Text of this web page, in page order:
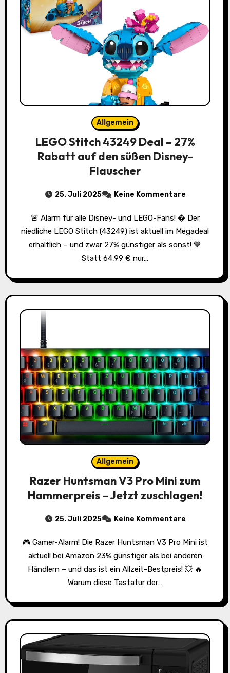
Allgemein
LEGO Stitch 43249 Deal – 27%
Rabatt auf den süßen Disney-
Flauscher
25. Juli 2025 Keine Kommentare
🚨 Alarm für alle Disney- und LEGO-Fans! � Der
niedliche LEGO Stitch (43249) ist aktuell im Megadeal
erhältlich – und zwar 27% günstiger als sonst! 💙
Statt 64,99 € nur…
Allgemein
Razer Huntsman V3 Pro Mini zum
Hammerpreis – Jetzt zuschlagen!
25. Juli 2025 Keine Kommentare
🎮 Gamer-Alarm! Die Razer Huntsman V3 Pro Mini ist
aktuell bei Amazon 23% günstiger als bei anderen
Händlern – und das ist ein Allzeit-Bestpreis! 💥 🔥
Warum diese Tastatur der…